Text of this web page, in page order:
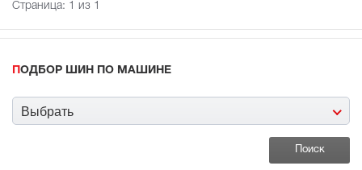
Страница: 1 из 1
ПОДБОР ШИН ПО МАШИНЕ
Выбрать